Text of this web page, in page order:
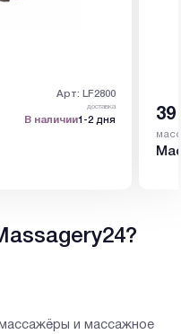
Арт: LF2800
доставка
В наличии1-2 дня
39
и массажное